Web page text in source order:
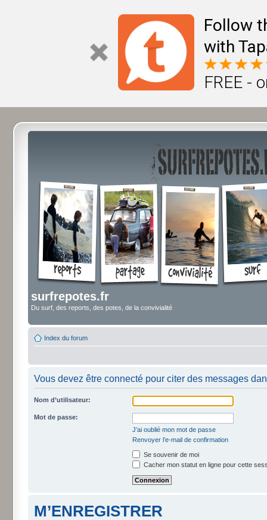
Follow
with
FREE -
surfrepotes.fr
Du surf, des reports, des potes, de la convivialité
Index du forum
Vous devez être connecté pour citer des messages
Nom d’utilisateur:
Mot de passe:
J’ai oublié mon mot de passe
Renvoyer l’e-mail de confirmation
Se souvenir de moi
Cacher mon statut en ligne pour cette
M’ENREGISTRER